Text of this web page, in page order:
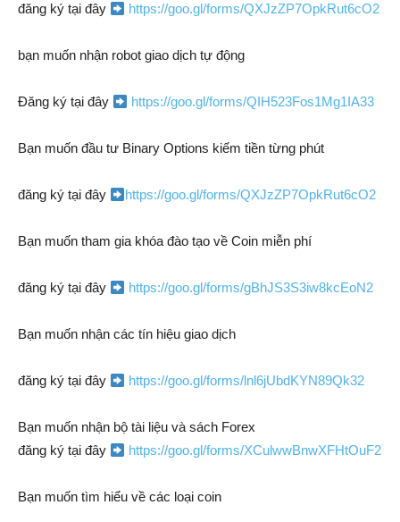
đăng ký tại đây https://goo.gl/forms/QXJzZP7OpkRut6cO2
bạn muốn nhận robot giao dịch tự động
Đăng ký tại đây https://goo.gl/forms/QIH523Fos1Mg1IA33
Bạn muốn đầu tư Binary Options kiếm tiền từng phút
đăng ký tại đây https://goo.gl/forms/QXJzZP7OpkRut6cO2
Bạn muốn tham gia khóa đào tạo về Coin miễn phí
đăng ký tại đây https://goo.gl/forms/gBhJS3S3iw8kcEoN2
Bạn muốn nhận các tín hiệu giao dịch
đăng ký tại đây https://goo.gl/forms/lnl6jUbdKYN89Qk32
Bạn muốn nhận bộ tài liệu và sách Forex
đăng ký tại đây
https://goo.gl/forms/XCulwwBnwXFHtOuF2
Bạn muốn tìm hiểu về các loại coin